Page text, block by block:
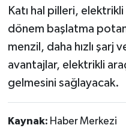
Katı hal pilleri,
dönem başlatma
menzil, daha hızlı şarj
avantajlar, elektrikli
gelmesini sağlayacak.
Kaynak: Haber Merkezi